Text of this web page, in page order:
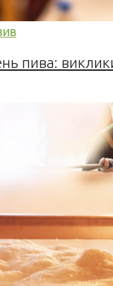
пива: виклики